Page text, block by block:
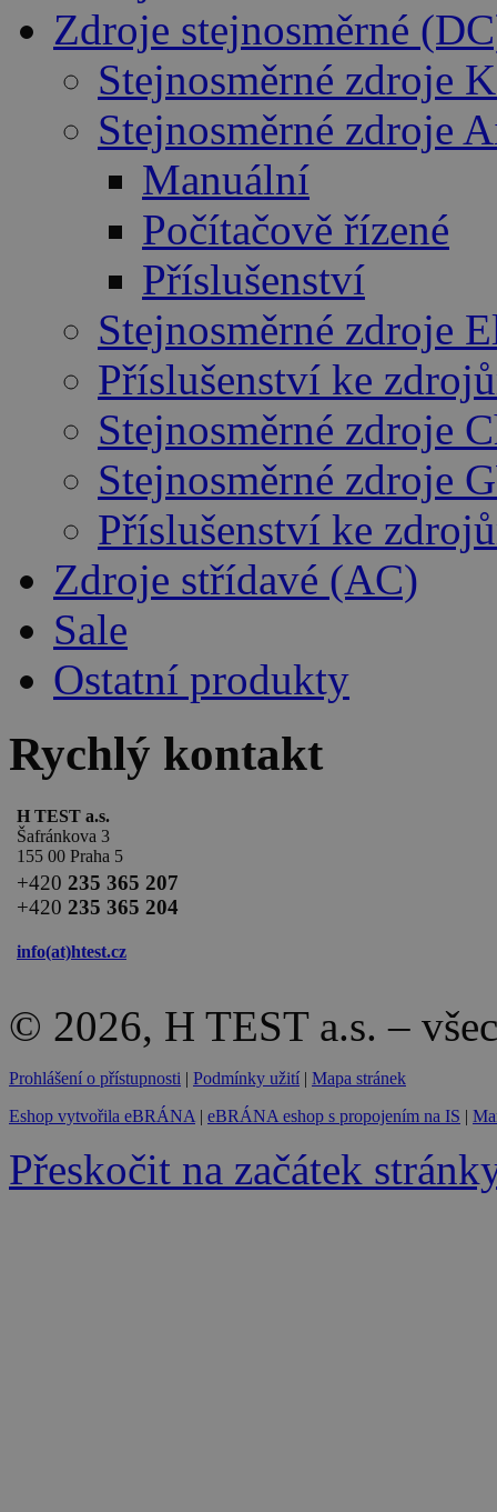
Zdroje stejnosměrné
Stejnosměrné zdroje
Stejnosměrné zdroje
Manuální
Počítačově řízené
Příslušenství
Stejnosměrné zdroje
Příslušenství ke
Stejnosměrné zdroje
Stejnosměrné zdroje
Příslušenství ke
Zdroje střídavé (AC)
Sale
Ostatní produkty
Rychlý kontakt
H TEST a.s.
Šafránkova 3
155 00 Praha 5
+420 235 365 207
+420 235 365 204
info(at)htest.cz
© 2026, H TEST a.s. –
Prohlášení o přístupnosti | Podmínky užití | Mapa stránek
Eshop vytvořila eBRÁNA | eBRÁNA eshop s propojením na IS |
Přeskočit na začátek